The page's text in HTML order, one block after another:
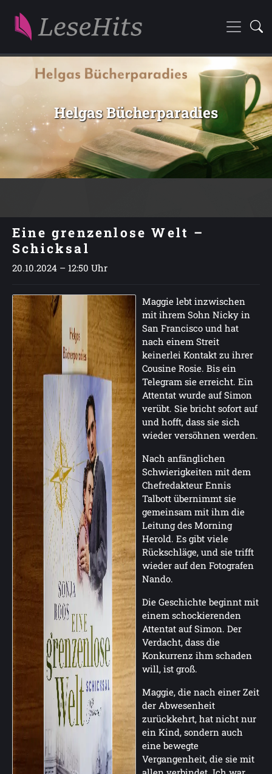
Helgas Bücherparadies
Eine grenzenlose Welt –
Schicksal
20.10.2024 – 12:50 Uhr
Maggie lebt inzwischen
mit ihrem Sohn Nicky in
San Francisco und hat
nach einem Streit
keinerlei Kontakt zu ihrer
Cousine Rosie. Bis ein
Telegram sie erreicht. Ein
Attentat wurde auf Simon
verübt. Sie bricht sofort auf
und hofft, dass sie sich
wieder versöhnen werden.
Nach anfänglichen
Schwierigkeiten mit dem
Chefredakteur Ennis
Talbott übernimmt sie
gemeinsam mit ihm die
Leitung des Morning
Herold. Es gibt viele
Rückschläge, und sie trifft
wieder auf den Fotografen
Nando.
Die Geschichte beginnt mit
einem schockierenden
Attentat auf Simon. Der
Verdacht, dass die
Konkurrenz ihm schaden
will, ist groß.
Maggie, die nach einer Zeit
der Abwesenheit
zurückkehrt, hat nicht nur
ein Kind, sondern auch
eine bewegte
Vergangenheit, die sie mit